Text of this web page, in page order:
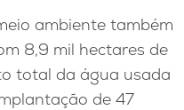
ambiente também
8,9 mil hectares de
total da água usada
de 47